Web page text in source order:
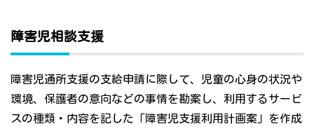
障害児相談支援
障害児通所支援の支給申請に際して、児童の心身の状況や
環境、保護者の意向などの事情を勘案し、利用するサービ
スの種類・内容を記した「障害児支援利用計画案」を作成